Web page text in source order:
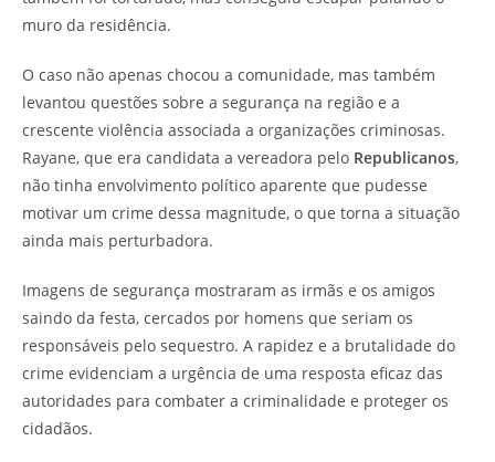
muro da residência.
O caso não apenas chocou a comunidade, mas também
levantou questões sobre a segurança na região e a
crescente violência associada a organizações criminosas.
Rayane, que era candidata a vereadora pelo Republicanos,
não tinha envolvimento político aparente que pudesse
motivar um crime dessa magnitude, o que torna a situação
ainda mais perturbadora.
Imagens de segurança mostraram as irmãs e os amigos
saindo da festa, cercados por homens que seriam os
responsáveis pelo sequestro. A rapidez e a brutalidade do
crime evidenciam a urgência de uma resposta eficaz das
autoridades para combater a criminalidade e proteger os
cidadãos.